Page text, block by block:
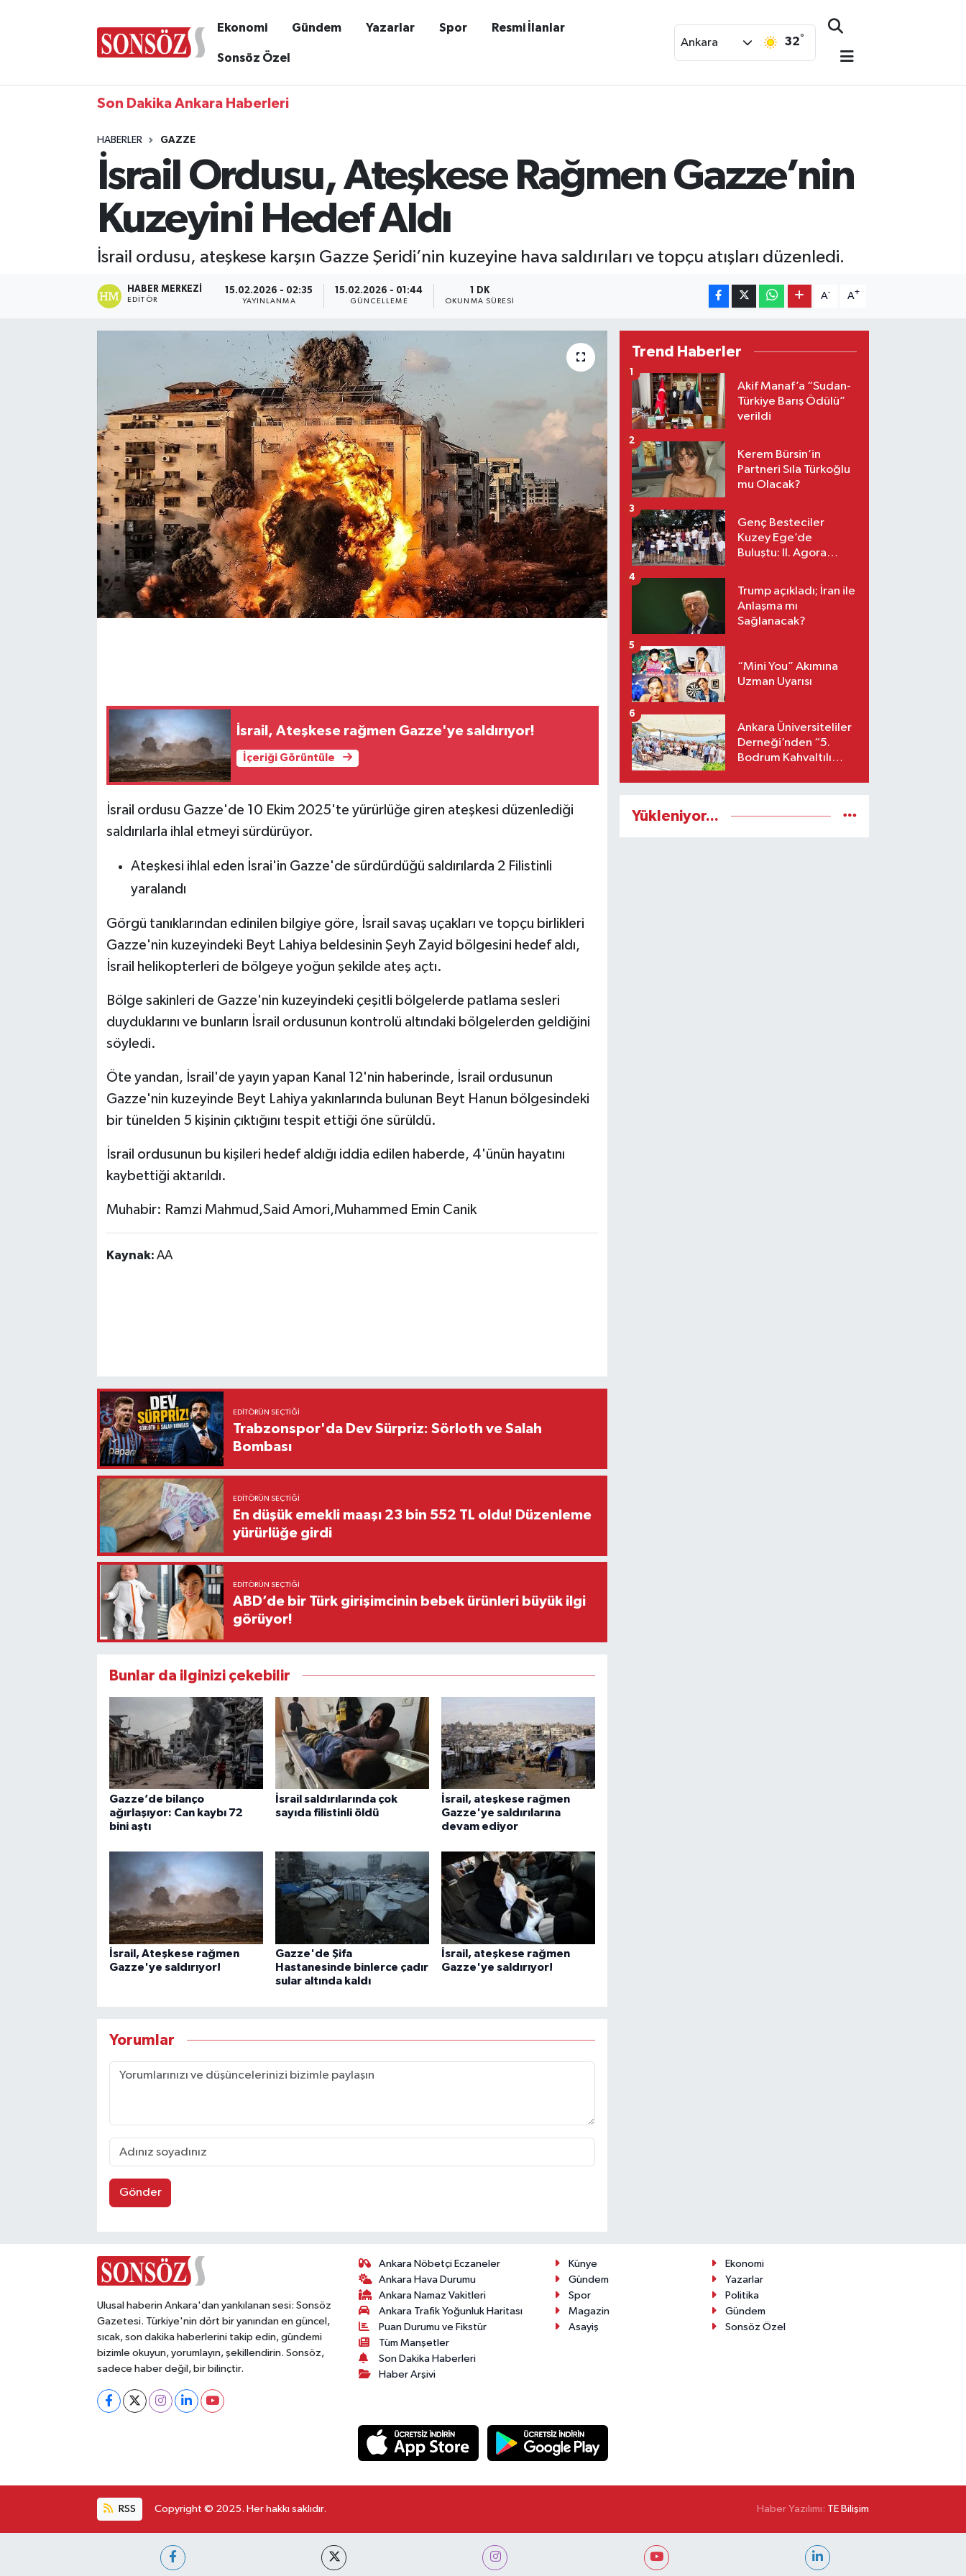
Ekonomi Gündem Yazarlar Spor Resmi İlanlar
Sonsöz Özel
Ankara 32°
Son Dakika Ankara Haberleri
HABERLER GAZZE
İsrail Ordusu, Ateşkese Rağmen Gazze’nin
Kuzeyini Hedef Aldı
İsrail ordusu, ateşkese karşın Gazze Şeridi’nin kuzeyine hava saldırıları ve topçu atışları düzenledi.
HABER MERKEZI
EDITÖR
15.02.2026 - 02:35
YAYINLANMA
15.02.2026 - 01:44
GÜNCELLEME
1 DK
OKUNMA SÜRESI
A- A+
İsrail, Ateşkese rağmen Gazze'ye saldırıyor!
İçeriği Görüntüle
İsrail ordusu Gazze'de 10 Ekim 2025'te yürürlüğe giren ateşkesi düzenlediği
saldırılarla ihlal etmeyi sürdürüyor.
Ateşkesi ihlal eden İsrai'in Gazze'de sürdürdüğü saldırılarda 2 Filistinli
yaralandı
Görgü tanıklarından edinilen bilgiye göre, İsrail savaş uçakları ve topçu birlikleri
Gazze'nin kuzeyindeki Beyt Lahiya beldesinin Şeyh Zayid bölgesini hedef aldı,
İsrail helikopterleri de bölgeye yoğun şekilde ateş açtı.
Bölge sakinleri de Gazze'nin kuzeyindeki çeşitli bölgelerde patlama sesleri
duyduklarını ve bunların İsrail ordusunun kontrolü altındaki bölgelerden geldiğini
söyledi.
Öte yandan, İsrail'de yayın yapan Kanal 12'nin haberinde, İsrail ordusunun
Gazze'nin kuzeyinde Beyt Lahiya yakınlarında bulunan Beyt Hanun bölgesindeki
bir tünelden 5 kişinin çıktığını tespit ettiği öne sürüldü.
İsrail ordusunun bu kişileri hedef aldığı iddia edilen haberde, 4'ünün hayatını
kaybettiği aktarıldı.
Muhabir: Ramzi Mahmud,Said Amori,Muhammed Emin Canik
Kaynak: AA
EDITÖRÜN SEÇTIĞI
Trabzonspor'da Dev Sürpriz: Sörloth ve Salah
Bombası
EDITÖRÜN SEÇTIĞI
En düşük emekli maaşı 23 bin 552 TL oldu! Düzenleme
yürürlüğe girdi
EDITÖRÜN SEÇTIĞI
ABD’de bir Türk girişimcinin bebek ürünleri büyük ilgi
görüyor!
Bunlar da ilginizi çekebilir
Gazze’de bilanço
ağırlaşıyor: Can kaybı 72
bini aştı
İsrail saldırılarında çok
sayıda filistinli öldü
İsrail, ateşkese rağmen
Gazze'ye saldırılarına
devam ediyor
İsrail, Ateşkese rağmen
Gazze'ye saldırıyor!
Gazze'de Şifa
Hastanesinde binlerce çadır
sular altında kaldı
İsrail, ateşkese rağmen
Gazze'ye saldırıyor!
Yorumlar
Gönder
Trend Haberler
Akif Manaf’a “Sudan-
Türkiye Barış Ödülü”
verildi
1
Kerem Bürsin’in
Partneri Sıla Türkoğlu
mu Olacak?
2
Genç Besteciler
Kuzey Ege’de
Buluştu: II. Agora
3
Trump açıkladı; İran ile
Anlaşma mı
Sağlanacak?
4
“Mini You” Akımına
Uzman Uyarısı
5
Ankara Üniversiteliler
Derneği’nden “5.
Bodrum Kahvaltılı
6
Yükleniyor...
Ulusal haberin Ankara'dan yankılanan sesi: Sonsöz
Gazetesi. Türkiye'nin dört bir yanından en güncel,
sıcak, son dakika haberlerini takip edin, gündemi
bizimle okuyun, yorumlayın, şekillendirin. Sonsöz,
sadece haber değil, bir bilinçtir.
Ankara Nöbetçi Eczaneler
Ankara Hava Durumu
Ankara Namaz Vakitleri
Ankara Trafik Yoğunluk Haritası
Puan Durumu ve Fikstür
Tüm Manşetler
Son Dakika Haberleri
Haber Arşivi
Künye
Ekonomi
Gündem
Yazarlar
Spor
Politika
Magazin
Gündem
Asayiş
Sonsöz Özel
RSS Copyright © 2025. Her hakkı saklıdır. Haber Yazılımı: TE Bilişim